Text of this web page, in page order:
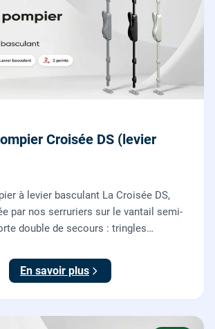
Croisée DS (levier
à levier basculant La Croisée DS,
par nos serruriers sur le vantail semi-
double de secours : tringles
En savoir plus